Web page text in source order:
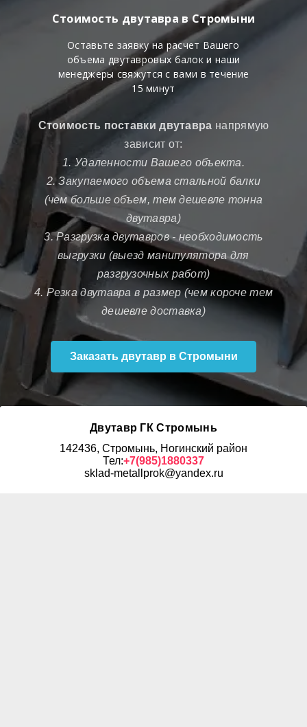
Стоимость двутавра в Стромыни
Оставьте заявку на расчет Вашего
объема двутавровых балок и наши
менеджеры свяжутся с вами в течение
15 минут
Стоимость поставки двутавра напрямую
зависит от:
1. Удаленности Вашего объекта.
2. Закупаемого объема стальной балки
(чем больше объем, тем дешевле тонна
двутавра)
3. Разгрузка двутавров - необходимость
выгрузки (выезд манипулятора для
разгрузочных работ)
4. Резка двутавра в размер (чем короче тем
дешевле доставка)
Заказать двутавр в Стромыни
Двутавр ГК Стромынь
142436, Стромынь, Ногинский район
Тел:+7(985)1880337
sklad-metallprok@yandex.ru